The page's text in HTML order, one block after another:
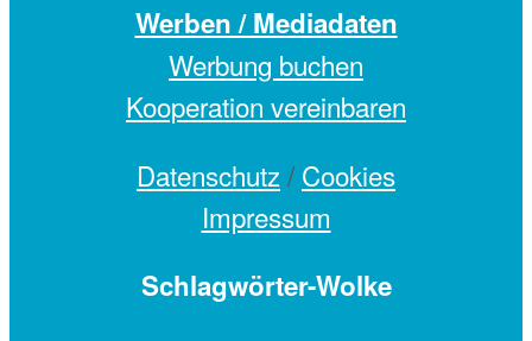
Werben / Mediadaten
Werbung buchen
Kooperation vereinbaren
Datenschutz/ Cookies
Impressum
Schlagwörter-Wolke